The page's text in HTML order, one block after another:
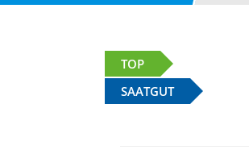
TOP
SAATGUT